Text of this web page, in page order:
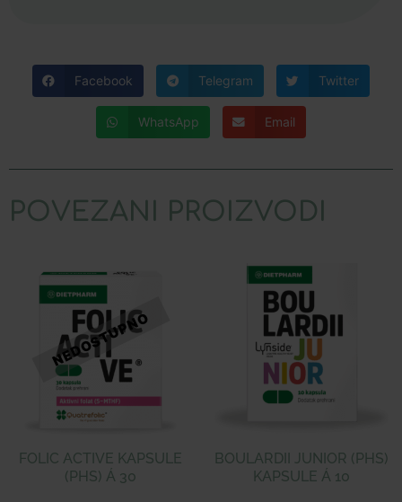
Facebook Telegram Twitter
WhatsApp Email
POVEZANI PROIZVODI
FOLIC ACTIVE KAPSULE
(PHS) Á 30
BOULARDII JUNIOR (PHS)
KAPSULE Á 10